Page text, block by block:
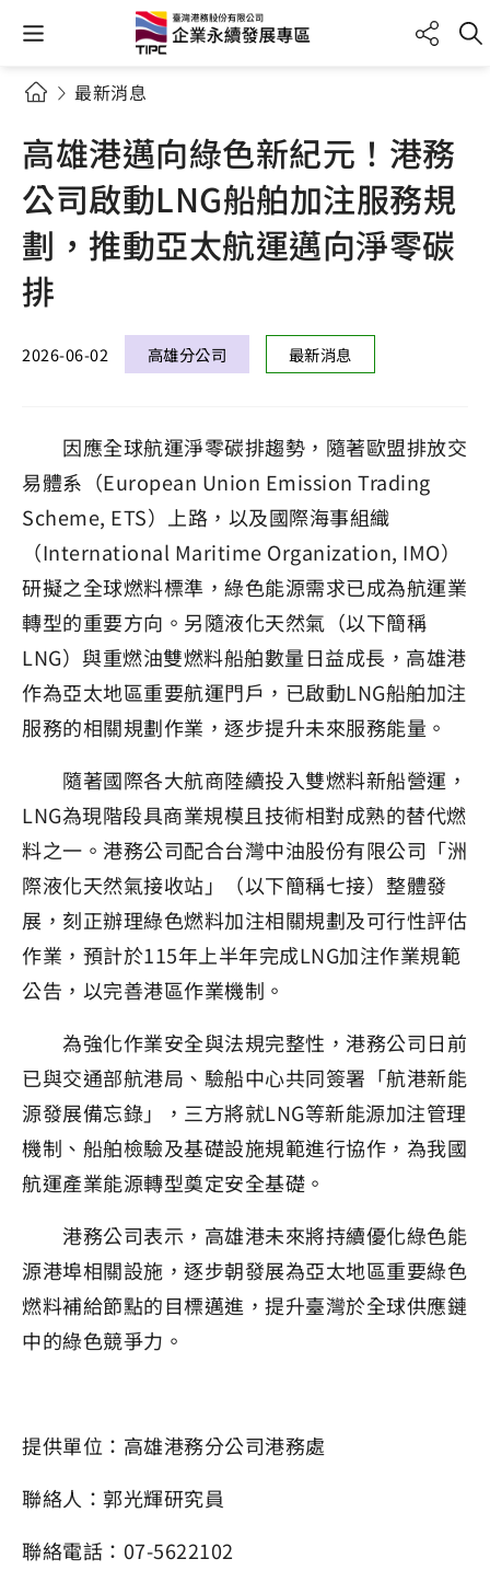
最新消息
高雄港邁向綠色新紀元！港務
公司啟動LNG船舶加注服務規
劃，推動亞太航運邁向淨零碳
排
2026-06-02 高雄分公司 最新消息
因應全球航運淨零碳排趨勢，隨著歐盟排放交
易體系（European Union Emission Trading
Scheme, ETS）上路，以及國際海事組織
（International Maritime Organization, IMO）
研擬之全球燃料標準，綠色能源需求已成為航運業
轉型的重要方向。另隨液化天然氣（以下簡稱
LNG）與重燃油雙燃料船舶數量日益成長，高雄港
作為亞太地區重要航運門戶，已啟動LNG船舶加注
服務的相關規劃作業，逐步提升未來服務能量。
隨著國際各大航商陸續投入雙燃料新船營運，
LNG為現階段具商業規模且技術相對成熟的替代燃
料之一。港務公司配合台灣中油股份有限公司「洲
際液化天然氣接收站」（以下簡稱七接）整體發
展，刻正辦理綠色燃料加注相關規劃及可行性評估
作業，預計於115年上半年完成LNG加注作業規範
公告，以完善港區作業機制。
為強化作業安全與法規完整性，港務公司日前
已與交通部航港局、驗船中心共同簽署「航港新能
源發展備忘錄」，三方將就LNG等新能源加注管理
機制、船舶檢驗及基礎設施規範進行協作，為我國
航運產業能源轉型奠定安全基礎。
港務公司表示，高雄港未來將持續優化綠色能
源港埠相關設施，逐步朝發展為亞太地區重要綠色
燃料補給節點的目標邁進，提升臺灣於全球供應鏈
中的綠色競爭力。
提供單位：高雄港務分公司港務處
聯絡人：郭光輝研究員
聯絡電話：07-5622102